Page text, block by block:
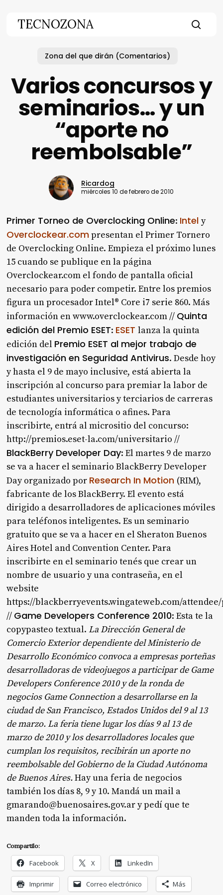
TECNOZONA
Zona del que dirán (Comentarios)
Varios concursos y
seminarios… y un
“aporte no
reembolsable”
Ricardog
miércoles 10 de febrero de 2010
Primer Torneo de Overclocking Online: Intely
Overclockear.compresentan el Primer Tornero
de Overclocking Online. Empieza el próximo lunes
15 cuando se publique en la página
Overclockear.com el fondo de pantalla oficial
necesario para poder competir. Entre los premios
figura un procesador Intel® Core i7 serie 860. Más
información en www.overclockear.com // Quinta
edición del Premio ESET: ESETlanza la quinta
edición del Premio ESET al mejor trabajo de
investigación en Seguridad Antivirus. Desde hoy
y hasta el 9 de mayo inclusive, está abierta la
inscripción al concurso para premiar la labor de
estudiantes universitarios y terciarios de carreras
de tecnología informática o afines. Para
inscribirte, entrá al micrositio del concurso:
http://premios.eset-la.com/universitario //
BlackBerry Developer Day: El martes 9 de marzo
se va a hacer el seminario BlackBerry Developer
Day organizado por Research In Motion (RIM),
fabricante de los BlackBerry. El evento está
dirigido a desarrolladores de aplicaciones móviles
para teléfonos inteligentes. Es un seminario
gratuito que se va a hacer en el Sheraton Buenos
Aires Hotel and Convention Center. Para
inscribirte en el seminario tenés que crear un
nombre de usuario y una contraseña, en el
website
https://blackberryevents.wingateweb.com/attendee/
// Game Developers Conference 2010: Esta te la
copypasteo textual. La Dirección General de
Comercio Exterior dependiente del Ministerio de
Desarrollo Económico convoca a empresas porteñas
desarrolladoras de videojuegos a participar de Game
Developers Conference 2010 y de la ronda de
negocios Game Connection a desarrollarse en la
ciudad de San Francisco, Estados Unidos del 9 al 13
de marzo. La feria tiene lugar los días 9 al 13 de
marzo de 2010 y los desarrolladores locales que
cumplan los requisitos, recibirán un aporte no
reembolsable del Gobierno de la Ciudad Autónoma
de Buenos Aires.Hay una feria de negocios
también los días 8, 9 y 10. Mandá un mail a
gmarando@buenosaires.gov.ar y pedí que te
manden toda la información.
Compartilo:
Facebook X LinkedIn
Imprimir Correo electrónico Más